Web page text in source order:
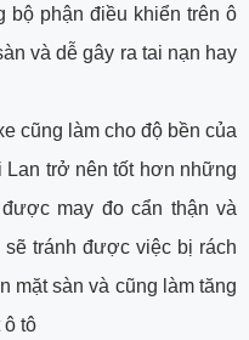
bộ phận điều khiển trên ô
và dễ gây ra tai nạn hay
cũng làm cho độ bền của
Lan trở nên tốt hơn những
may đo cẩn thận và
tránh được việc bị rách
mặt sàn và cũng làm tăng
ô tô